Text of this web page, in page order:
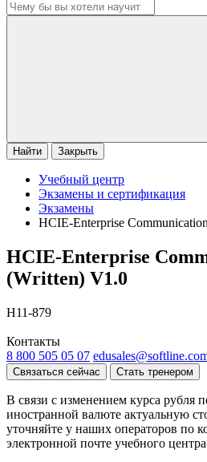
Найти Закрыть
Учебный центр
Экзамены и сертификация
Экзамены
HCIE-Enterprise
HCIE-Enterprise
(Written) V1.0
H11-879
Контакты
8 800 505 05 07
Связаться сейчас Стать тренером
В связи с изменением курса рубля
иностранной валюте актуальную
уточняйте у наших операторов по
электронной почте учебного